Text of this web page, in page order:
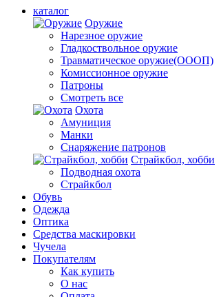
каталог
Оружие
Нарезное оружие
Гладкоствольное оружие
Травматическое оружие(ОООП)
Комиссионное оружие
Патроны
Смотреть все
Охота
Амуниция
Манки
Снаряжение патронов
Страйкбол, хобби
Подводная охота
Страйкбол
Обувь
Одежда
Оптика
Средства маскировки
Чучела
Покупателям
Как купить
О нас